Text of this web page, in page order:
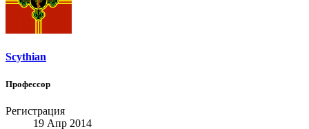
Scythian
Профессор
Регистрация
19 Апр 2014